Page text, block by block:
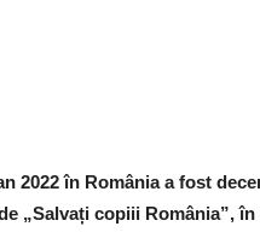
2022 în România a fost
„Salvați copiii România”,